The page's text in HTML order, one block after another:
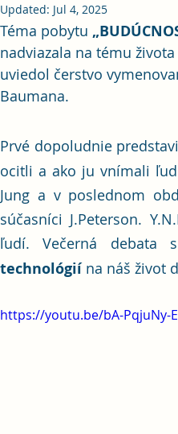
Updated: Jul 4, 2025
Téma pobytu
nadviazala na tému
uviedol čerstvo
Baumana.
Prvé dopoludnie
ocitli a ako ju vnímali
Jung a v poslednom
súčasníci J.Peterson.
ľudí. Večerná debata
technológií na náš život
https://youtu.be/bA-PqjuNy-E